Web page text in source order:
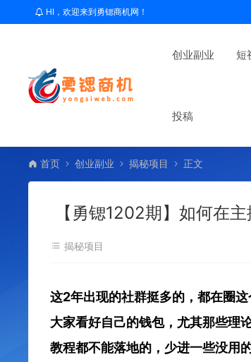
HI，欢迎来到勇锶商机网！
创业副业 短
投稿
首页 创业副业 揭秘项目 正文
【勇锶1202期】如何在
揭秘项目
这2年出现的社群挺多的，都在圈这
大家看好自己的钱包，尤其那些理
教程都不能落地的，少进一些没用